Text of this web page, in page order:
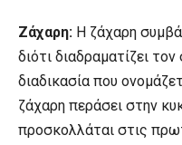
Ζάχαρη: Η ζάχαρη
διότι διαδραματίζει
διαδικασία που
ζάχαρη περάσει στην
προσκολλάται στις